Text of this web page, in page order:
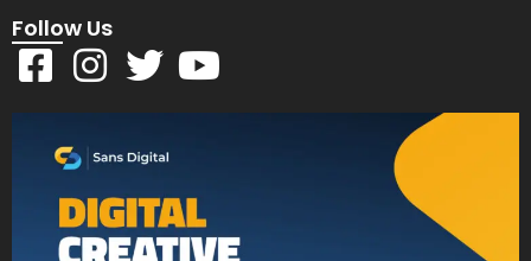
Follow Us